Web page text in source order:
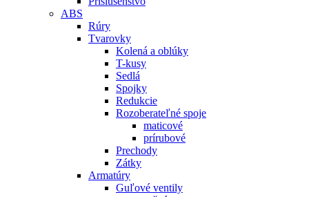
ABS
Rúry
Tvarovky
Kolená a oblúky
T-kusy
Sedlá
Spojky
Redukcie
Rozoberateľné spoje
maticové
prírubové
Prechody
Zátky
Armatúry
Guľové ventily